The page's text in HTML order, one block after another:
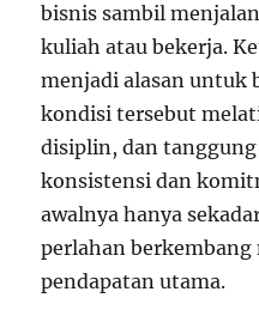
bisnis sambil
kuliah atau bekerja.
menjadi alasan untuk
kondisi tersebut
disiplin, dan tanggung
konsistensi dan
awalnya hanya
perlahan
pendapatan utama.